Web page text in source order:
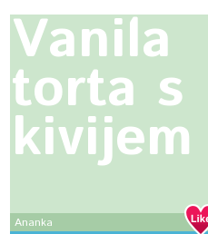
Vanila
torta s
kivijem
Ananka